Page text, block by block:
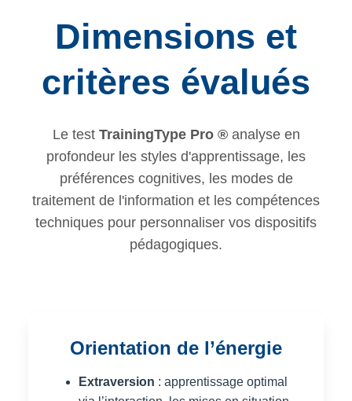
Dimensions et
critères évalués
Le test TrainingType Pro ®analyse en
profondeur les styles d'apprentissage, les
préférences cognitives, les modes de
traitement de l'information et les compétences
techniques pour personnaliser vos dispositifs
pédagogiques.
Orientation de l’énergie
Extraversion : apprentissage optimal